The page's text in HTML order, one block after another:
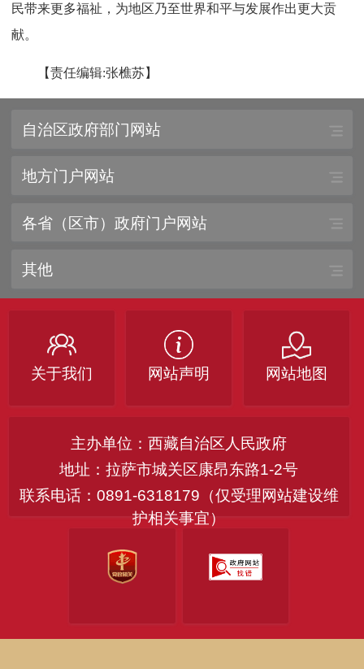
民带来更多福祉，为地区乃至世界和平与发展作出更大贡
献。
【责任编辑:张樵苏】
自治区政府部门网站
地方门户网站
各省（区市）政府门户网站
其他
关于我们 网站声明 网站地图
主办单位：西藏自治区人民政府
地址：拉萨市城关区康昂东路1-2号
联系电话：0891-6318179（仅受理网站建设维
护相关事宜）